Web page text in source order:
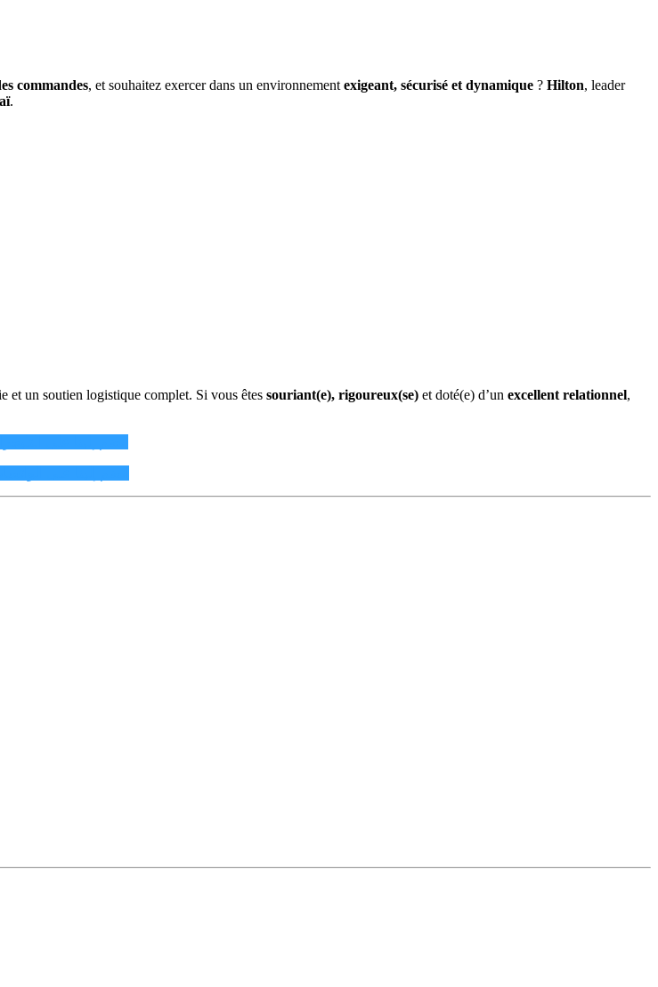
commandes, et souhaitez exercer dans un environnement exigeant, sécurisé et dynamique ? Hilton, leader
.
et un soutien logistique complet. Si vous êtes souriant(e), rigoureux(se) et doté(e) d’un excellent relationnel,